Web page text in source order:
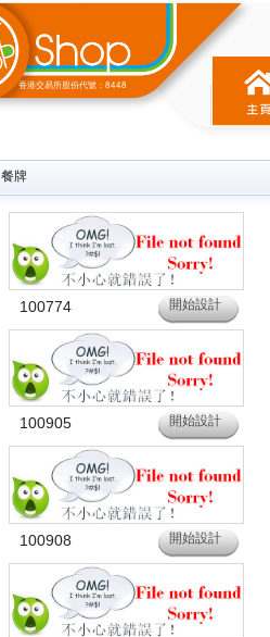
香港交易所股份代號：8448
餐牌
100774 開始設計
100905 開始設計
100908 開始設計